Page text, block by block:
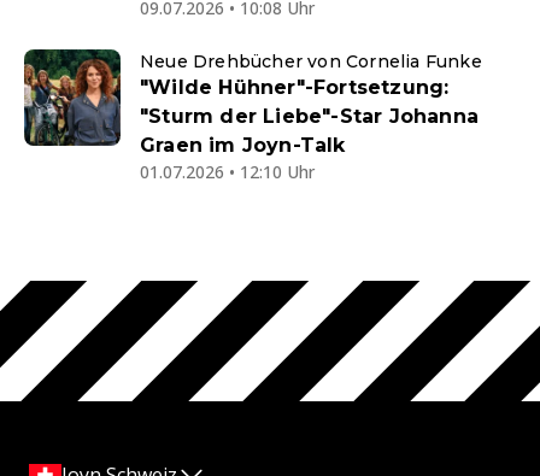
09.07.2026 • 10:08 Uhr
Neue Drehbücher von Cornelia Funke
"Wilde Hühner"-Fortsetzung:
"Sturm der Liebe"-Star Johanna
Graen im Joyn-Talk
01.07.2026 • 12:10 Uhr